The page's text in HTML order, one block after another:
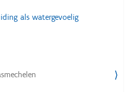
als watergevoelig